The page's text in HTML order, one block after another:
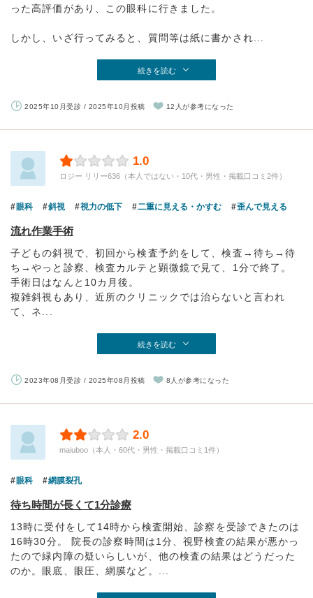
った高評価があり、この眼科に行きました。
しかし、いざ行ってみると、質問等は紙に書かされ...
続きを読む
2025年10月受診 / 2025年10月投稿 12人が参考になった
1.0
ロジー リリー636（本人ではない・10代・男性・掲載口コミ2件）
眼科 斜視 視力の低下 二重に見える・かすむ 歪んで見える
流れ作業手術
子どもの斜視で、初回から検査予約をして、検査→待ち→待
ち→やっと診察、検査カルテと顕微鏡で見て、1分で終了。
手術日はなんと10カ月後。
複雑斜視もあり、近所のクリニックでは治らないと言われ
て、ネ...
続きを読む
2023年08月受診 / 2025年08月投稿 8人が参考になった
2.0
maiuboo（本人・60代・男性・掲載口コミ1件）
眼科 網膜裂孔
待ち時間が長くて1分診療
13時に受付をして14時から検査開始、診察を受診できたのは
16時30分。 院長の診察時間は1分、視野検査の結果が悪かっ
たので緑内障の疑いらしいが、他の検査の結果はどうだった
のか。眼底、眼圧、網膜など。...